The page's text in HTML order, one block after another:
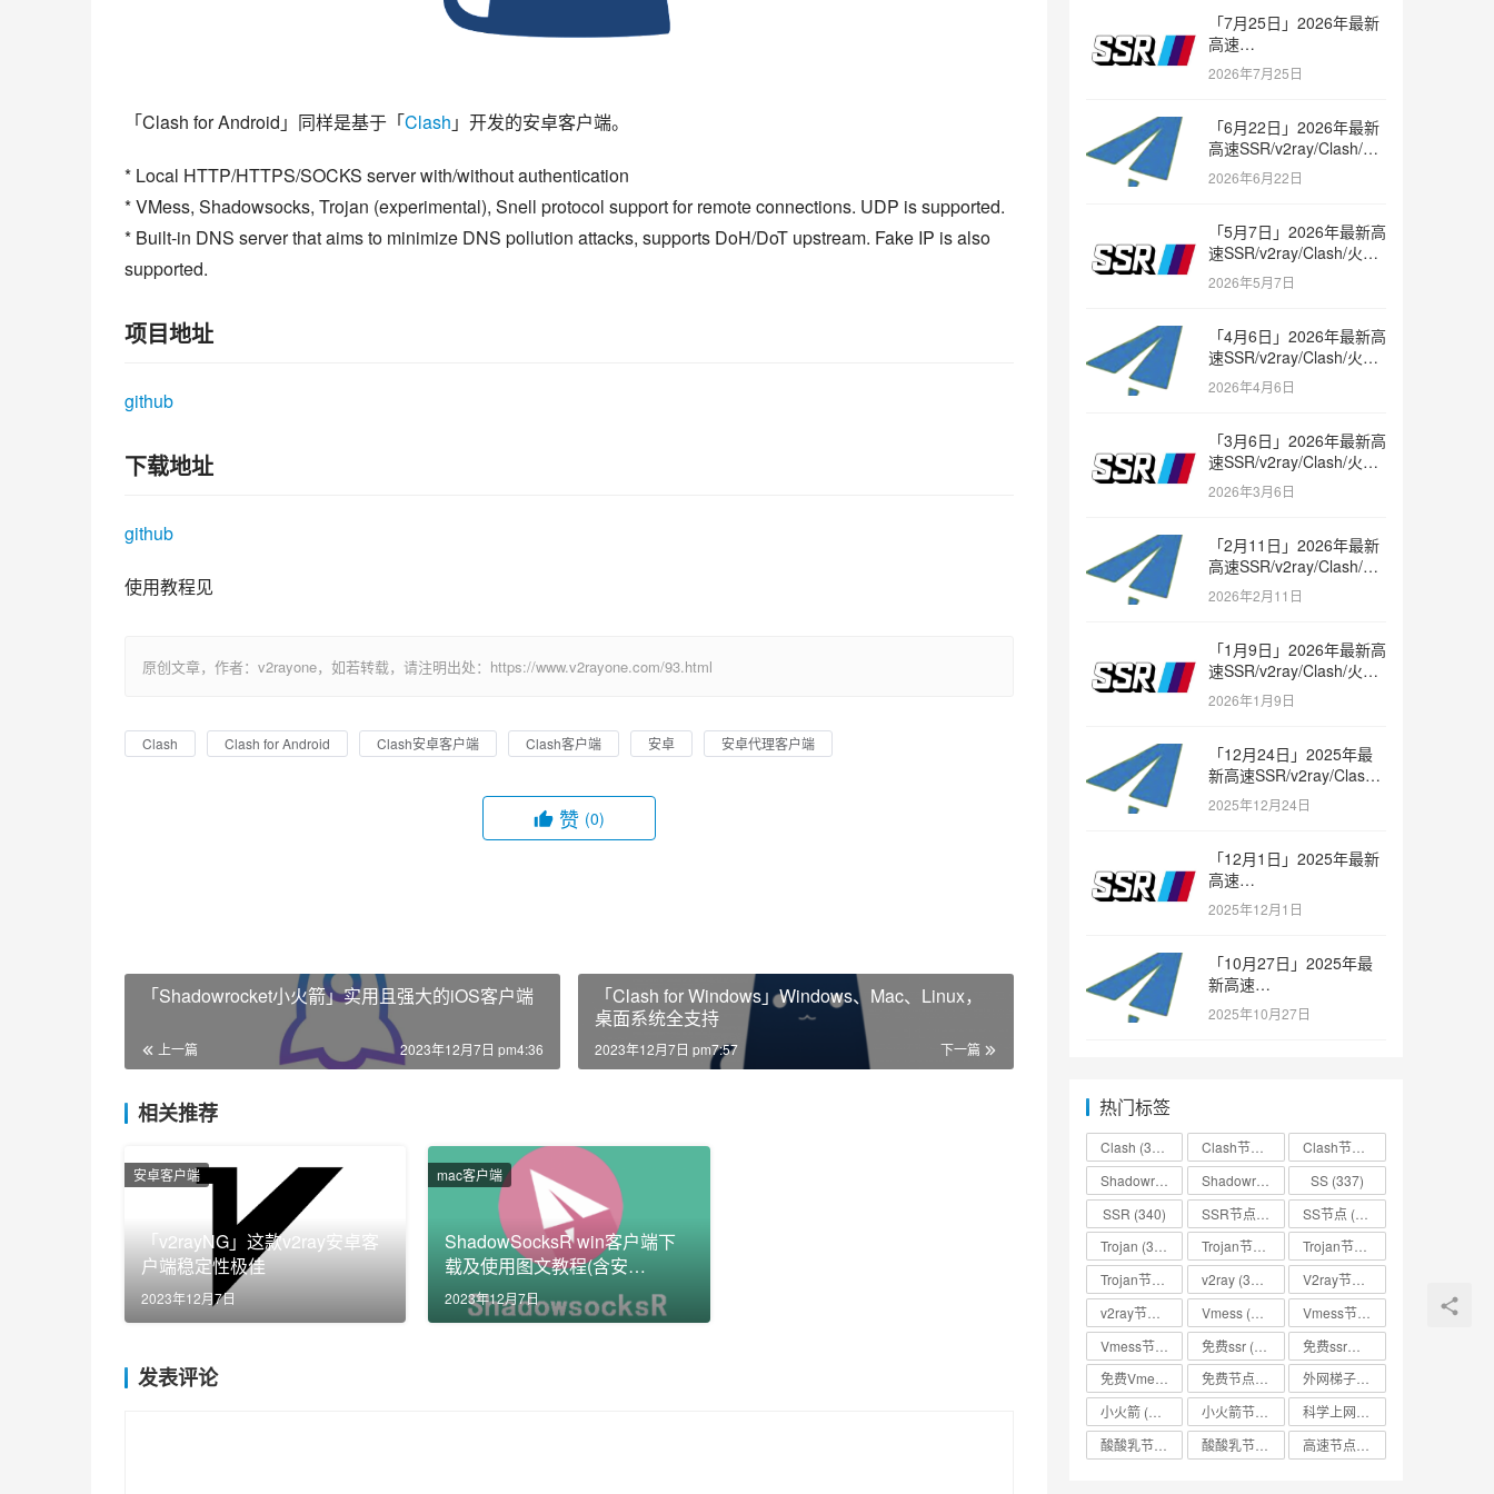
「Clash for Android」同样是基于「Clash 」开发的安卓客户端。
* Local HTTP/HTTPS/SOCKS server with/without authentication
* VMess, Shadowsocks, Trojan (experimental), Snell protocol support for remote connections. UDP is supported.
* Built-in DNS server that aims to minimize DNS pollution attacks, supports DoH/DoT upstream. Fake IP is also
supported.
项目地址
github
下载地址
github
使用教程见
原创文章，作者：v2rayone，如若转载，请注明出处：https://www.v2rayone.com/93.html
Clash Clash for Android Clash安卓客户端 Clash客户端 安卓 安卓代理客户端
赞 (0)
「Shadowrocket小火箭」实用且强大的iOS客户端
上一篇 2023年12月7日 pm4:36
「Clash for Windows」Windows、Mac、Linux，
桌面系统全支持
下一篇
2023年12月7日 pm7:57
相关推荐
「v2rayNG」这款v2ray安卓客
户端稳定性极佳
2023年12月7日
安卓客户端
ShadowSocksR win客户端下
载及使用图文教程(含安
卓/win/Mac/linux)
2023年12月7日
mac客户端
发表评论
「7月25日」2026年最新
高速
SSR/v2ray/Clash/trojan
节点免费分享
2026年7月25日
「6月22日」2026年最新
高速SSR/v2ray/Clash/火
箭节点免费分享
2026年6月22日
「5月7日」2026年最新高
速SSR/v2ray/Clash/火箭
节点免费分享
2026年5月7日
「4月6日」2026年最新高
速SSR/v2ray/Clash/火箭
节点免费分享
2026年4月6日
「3月6日」2026年最新高
速SSR/v2ray/Clash/火箭
节点免费分享
2026年3月6日
「2月11日」2026年最新
高速SSR/v2ray/Clash/火
箭节点免费分享
2026年2月11日
「1月9日」2026年最新高
速SSR/v2ray/Clash/火箭
节点免费分享
2026年1月9日
「12月24日」2025年最
新高速SSR/v2ray/Clash/
火箭节点免费分享
2025年12月24日
「12月1日」2025年最新
高速
SSR/v2ray/Clash/trojan
节点免费分享
2025年12月1日
「10月27日」2025年最
新高速
SSR/v2ray/Clash/trojan
节点免费分享
2025年10月27日
热门标签
Clash (338)
(336) (333)
SS (337)
SSR (340) SS节点 (335)
Trojan (333)
(332)
v2ray (337)
(334)
Vmess (330)
(330)
免费ssr (318)
(330)
小火箭 (337) (334)
(318) (318)